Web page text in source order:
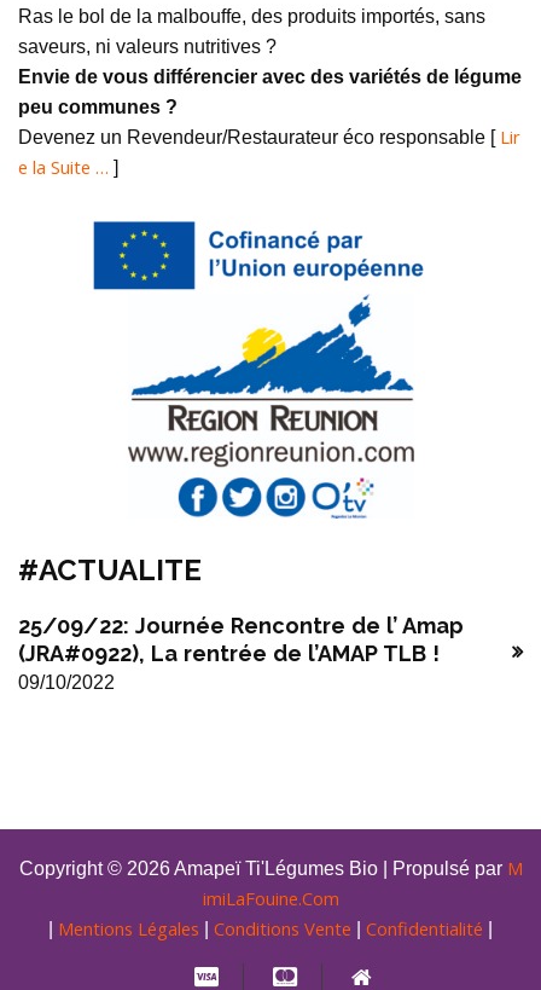
Ras le bol de la malbouffe, des produits importés, sans
saveurs, ni valeurs nutritives ?
Envie de vous différencier avec des variétés de légume
peu communes ?
Devenez un Revendeur/Restaurateur éco responsable [ Lir
e la Suite … ]
#ACTUALITE
25/09/22: Journée Rencontre de l’ Amap
(JRA#0922), La rentrée de l’AMAP TLB !
09/10/2022
Copyright © 2026 Amapeï Ti'Légumes Bio | Propulsé par M
imiLaFouine.Com
Mentions Légales Conditions Vente Confidentialité